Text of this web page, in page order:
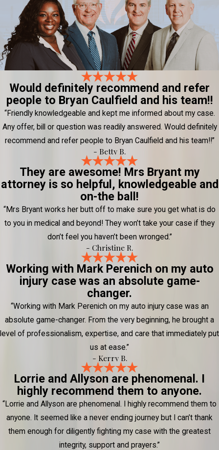
Would definitely recommend and refer
people to Bryan Caulfield and his team!!
“Friendly knowledgeable and kept me informed about my case.
Any offer, bill or question was readily answered. Would definitely
recommend and refer people to Bryan Caulfield and his team!!”
- Betty B.
They are awesome! Mrs Bryant my
attorney is so helpful, knowledgeable and
on-the ball!
“Mrs Bryant works her butt off to make sure you get what is do
to you in medical and beyond! They won’t take your case if they
don’t feel you haven’t been wronged.”
- Christine R.
Working with Mark Perenich on my auto
injury case was an absolute game-
changer.
“Working with Mark Perenich on my auto injury case was an
absolute game-changer. From the very beginning, he brought a
level of professionalism, expertise, and care that immediately put
us at ease.”
- Kerry B.
Lorrie and Allyson are phenomenal. I
highly recommend them to anyone.
“Lorrie and Allyson are phenomenal. I highly recommend them to
anyone. It seemed like a never ending journey but I can’t thank
them enough for diligently fighting my case with the greatest
integrity, support and prayers.”